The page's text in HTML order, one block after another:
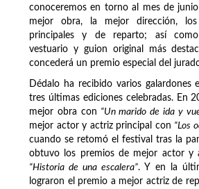
conoceremos en torno al mes de
mejor obra, la mejor dirección, los
principales y de reparto; así
vestuario y guion original más
concederá un premio especial del
Dédalo ha recibido varios galardones
tres últimas ediciones celebradas. En
mejor obra con “Un marido de ida y
mejor actor y actriz principal con “Los
cuando se retomó el festival tras la
obtuvo los premios de mejor actor y
“Historia de una escalera”. Y en la
lograron el premio a mejor actriz de